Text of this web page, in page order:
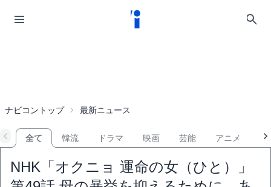
ナビコントップ 最新ニュース
全て 韓流 ドラマ 映画 芸能 アニメ
NHK「オクニョ 運命の女（ひと）」